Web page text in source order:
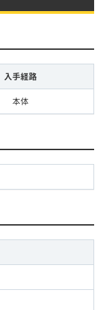
入手経路
本体